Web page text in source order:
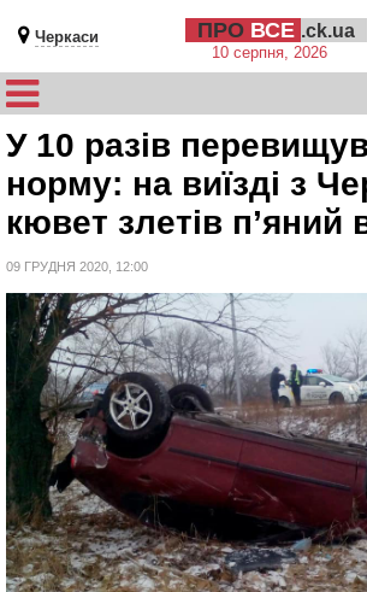
Черкаси ПРО ВСЕ .ck.ua
10 серпня, 2026
У 10 разів
норму: на виїзді з
кювет злетів п’яний
09 ГРУДНЯ 2020, 12:00